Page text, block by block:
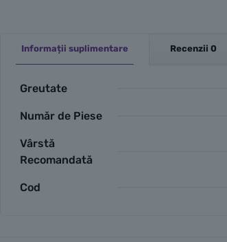
Informații suplimentare Recenzii 0
Greutate
Număr de Piese
Vârstă
Recomandată
Cod